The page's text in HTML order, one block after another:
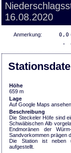
16.08.2020
Anmerkung: 0,0
-
Höhe
659 m
Lage
Auf Google Maps ansehen
Beschreibung
Die Steckeler Höfe sind
Schwäbischen Alb
Endmoränen der
Sandvorkommen prägen
Die Station ist neben
aufgestellt.